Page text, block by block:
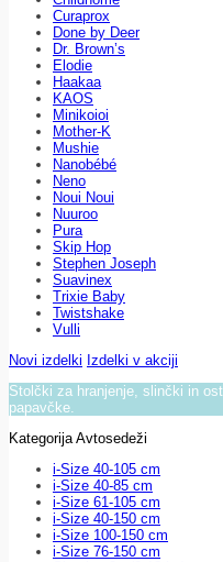
Curaprox
Done by Deer
Dr. Brown’s
Elodie
Haakaa
KAOS
Minikoioi
Mother-K
Mushie
Nanobébé
Neno
Noui Noui
Nuuroo
Pura
Skip Hop
Stephen Joseph
Suavinex
Trixie Baby
Twistshake
Vulli
Novi izdelki Izdelki v akciji
Stolčki za hranjenje, slinčki in
papavčke.
Kategorija Avtosedeži
i-Size 40-105 cm
i-Size 40-85 cm
i-Size 61-105 cm
i-Size 40-150 cm
i-Size 100-150 cm
i-Size 76-150 cm